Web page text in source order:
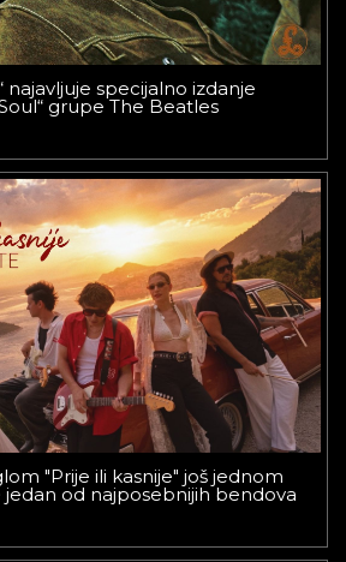
najavljuje specijalno izdanje
grupe The Beatles
"Prije ili kasnije" još jednom
od najposebnijih bendova